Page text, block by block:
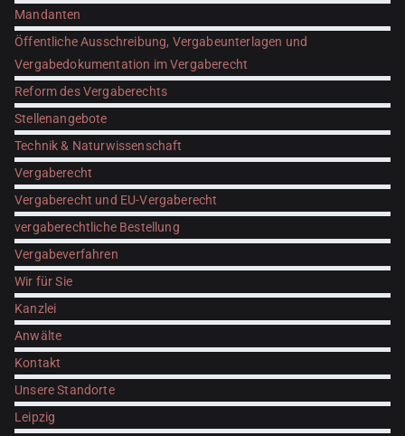
Mandanten
Öffentliche Ausschreibung, Vergabeunterlagen und
Vergabedokumentation im Vergaberecht
Reform des Vergaberechts
Stellenangebote
Technik & Naturwissenschaft
Vergaberecht
Vergaberecht und EU-Vergaberecht
vergaberechtliche Bestellung
Vergabeverfahren
Wir für Sie
Kanzlei
Anwälte
Kontakt
Unsere Standorte
Leipzig